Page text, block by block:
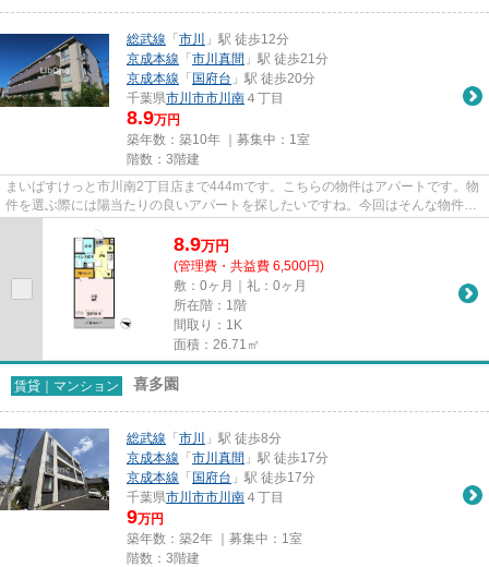
総武線 「 市川
」駅 徒歩12分
京成本線 「 市川真間 」駅 徒歩21分
京成本線 「 国府台 」駅 徒歩20分
千葉県市川市市川南 ４丁目
8.9万円
築年数：築10年 ｜募集中： 1室
階数：3階建
まいばすけっと市川南2丁目店まで444mです。こちらの物件はアパートです。物
件を選ぶ際には陽当たりの良いアパートを探したいですね。今回はそんな物件を
8.9万円
(管理費・共益費 6,500円)
敷：0ヶ月｜礼：0ヶ月
所在階：1階
間取り：1K
面積：26.71㎡
賃貸｜マンション 喜多園
総武線 「 市川
」駅 徒歩8分
京成本線 「 市川真間 」駅 徒歩17分
京成本線 「 国府台 」駅 徒歩17分
千葉県市川市市川南 ４丁目
9万円
築年数：築2年 ｜募集中： 1室
階数：3階建